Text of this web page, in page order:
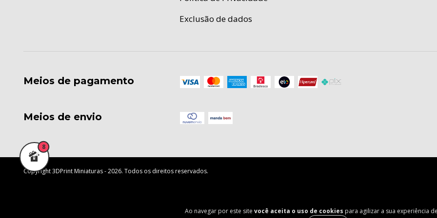
Ao navegar por este site você aceita o uso de cookies para agilizar a sua experiência
Exclusão de dados
Meios de pagamento
Meios de envio
Copyright 3DPrint Miniaturas - 2026. Todos os direitos reservados.
8